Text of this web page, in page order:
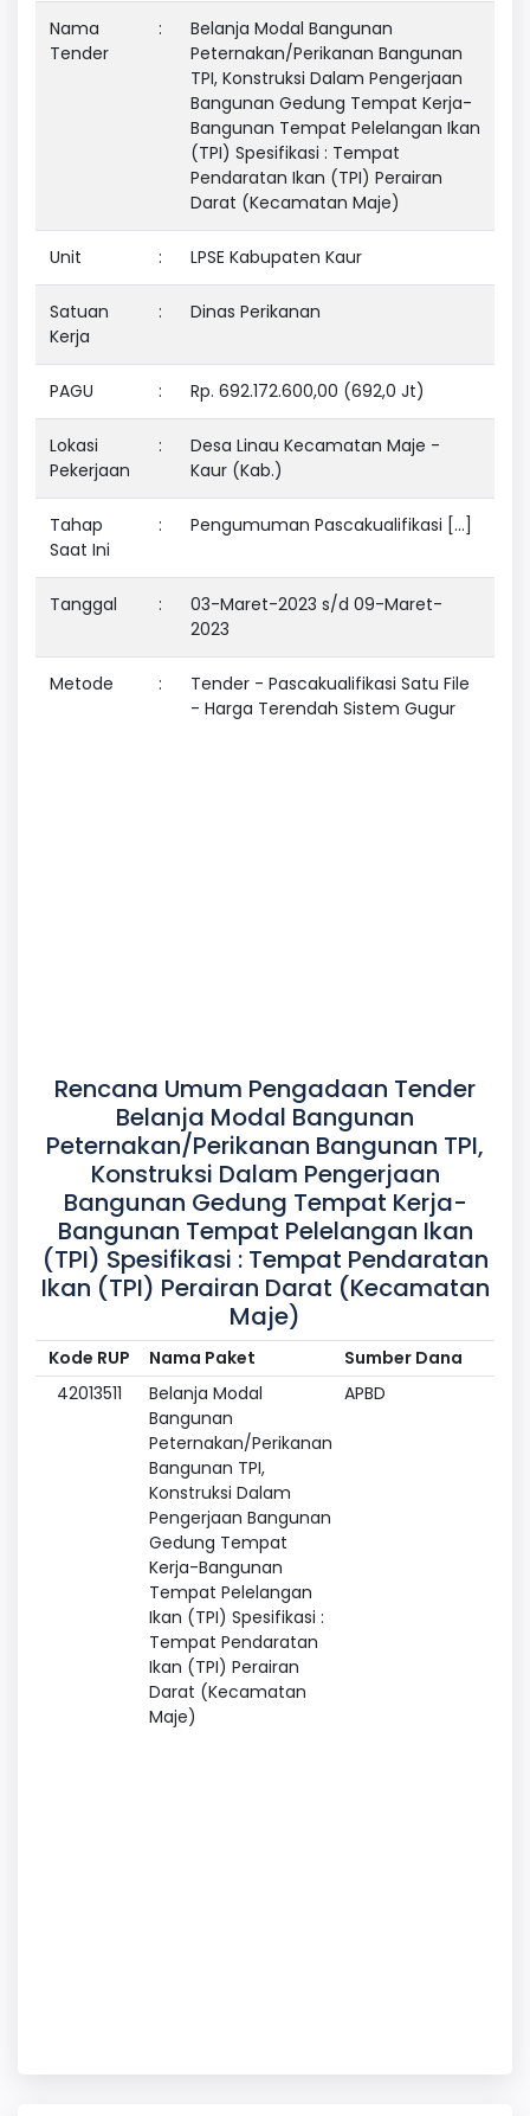
Nama
Tender
:
Belanja Modal Bangunan
Peternakan/Perikanan Bangunan
TPI, Konstruksi Dalam Pengerjaan
Bangunan Gedung Tempat Kerja-
Bangunan Tempat Pelelangan Ikan
(TPI) Spesifikasi : Tempat
Pendaratan Ikan (TPI) Perairan
Darat (Kecamatan Maje)
Unit : LPSE Kabupaten Kaur
Satuan
Kerja
: Dinas Perikanan
PAGU : Rp. 692.172.600,00 (692,0 Jt)
Lokasi
Pekerjaan
:
Desa Linau Kecamatan Maje -
Kaur (Kab.)
Tahap
Saat Ini
: Pengumuman Pascakualifikasi [...]
Tanggal :
03-Maret-2023 s/d 09-Maret-
2023
Metode :
Tender - Pascakualifikasi Satu File
- Harga Terendah Sistem Gugur
Rencana Umum Pengadaan Tender
Belanja Modal Bangunan
Peternakan/Perikanan Bangunan TPI,
Konstruksi Dalam Pengerjaan
Bangunan Gedung Tempat Kerja-
Bangunan Tempat Pelelangan Ikan
(TPI) Spesifikasi : Tempat Pendaratan
Ikan (TPI) Perairan Darat (Kecamatan
Maje)
Kode RUP Nama Paket
Sumber Dana
42013511
Belanja Modal
Bangunan
Peternakan/Perikanan
Bangunan TPI,
Konstruksi Dalam
Pengerjaan Bangunan
Gedung Tempat
Kerja-Bangunan
Tempat Pelelangan
Ikan (TPI) Spesifikasi :
Tempat Pendaratan
Ikan (TPI) Perairan
Darat (Kecamatan
Maje)
APBD